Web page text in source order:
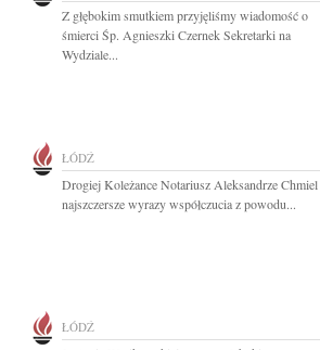
Z głębokim smutkiem przyjęliśmy wiadomość o
śmierci Śp. Agnieszki Czernek Sekretarki na
Wydziale...
ŁÓDŹ
Drogiej Koleżance Notariusz Aleksandrze Chmiel
najszczersze wyrazy współczucia z powodu...
ŁÓDŹ